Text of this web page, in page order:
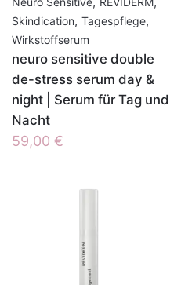
Skindication, Tagespflege,
Wirkstoffserum
neuro sensitive double
de-stress serum day &
night | Serum für Tag und
Nacht
59,00 €